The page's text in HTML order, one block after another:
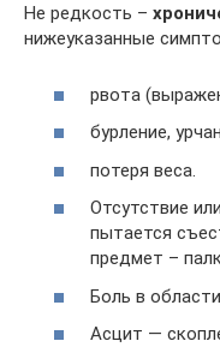
Не редкость –
нижеуказанные
рвота
бурление,
потеря веса.
Отсутствие
пытается
предмет –
Боль в
Асцит —